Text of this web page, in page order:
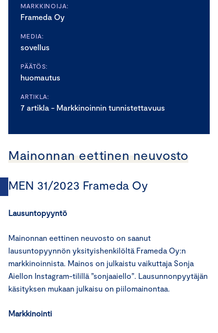
MARKKINOIJA:
Frameda Oy
MEDIA:
sovellus
PÄÄTÖS:
huomautus
ARTIKLA:
7 artikla - Markkinoinnin tunnistettavuus
Mainonnan eettinen neuvosto
MEN 31/2023 Frameda Oy
Lausuntopyyntö
Mainonnan eettinen neuvosto on saanut
lausuntopyynnön yksityishenkilöltä Frameda Oy:n
markkinoinnista. Mainos on julkaistu vaikuttaja Sonja
Aiellon Instagram-tilillä ”sonjaaiello”. Lausunnonpyytäjän
käsityksen mukaan julkaisu on piilomainontaa.
Markkinointi